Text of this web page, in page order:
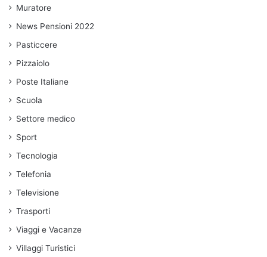
Muratore
News Pensioni 2022
Pasticcere
Pizzaiolo
Poste Italiane
Scuola
Settore medico
Sport
Tecnologia
Telefonia
Televisione
Trasporti
Viaggi e Vacanze
Villaggi Turistici